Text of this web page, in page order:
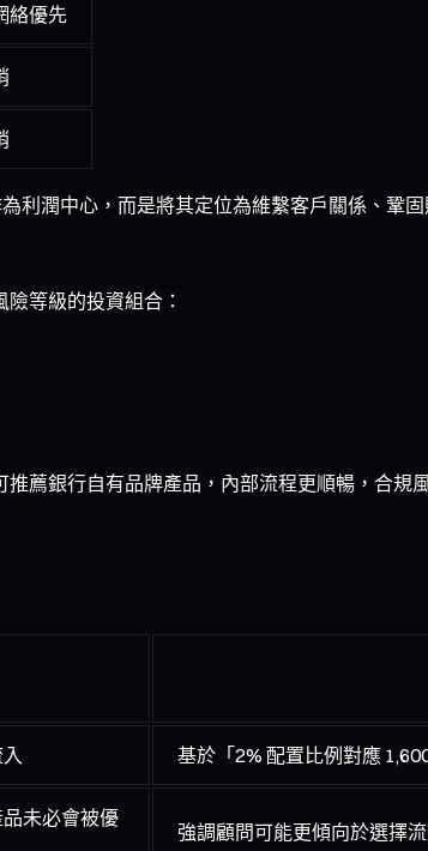
絡優先
利潤中心，而是將其定位為維繫客戶關係、鞏
等級的投資組合：
薦銀行自有品牌產品，內部流程更順暢，合規
基於「2% 配置比例對應
未必會被優
強調顧問可能更傾向於選擇